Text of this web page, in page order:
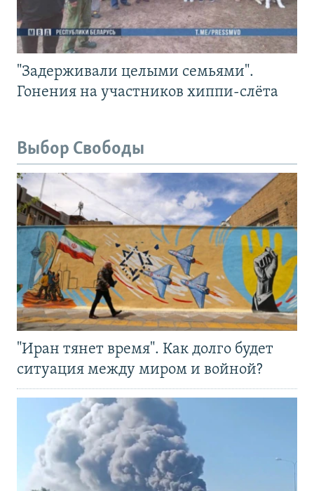
"Задерживали целыми семьями".
Гонения на участников хиппи-слёта
Выбор Свободы
"Иран тянет время". Как долго будет
ситуация между миром и войной?